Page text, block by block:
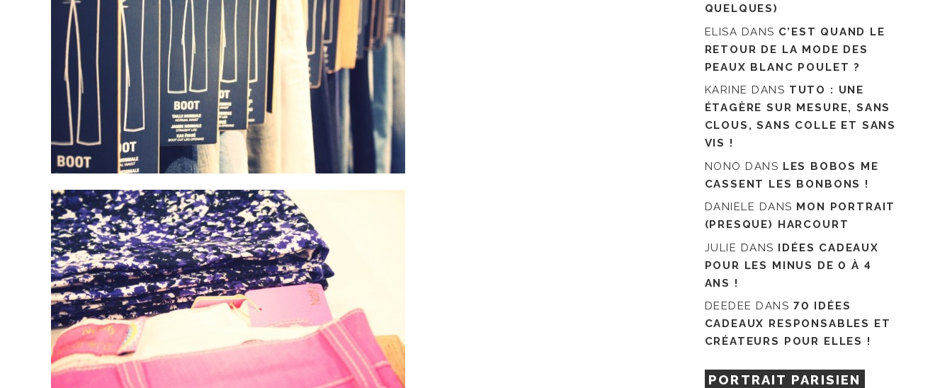
QUELQUES)
ELISA DANS C’EST QUAND LE
RETOUR DE LA MODE DES
PEAUX BLANC POULET ?
KARINE DANS TUTO : UNE
ÉTAGÈRE SUR MESURE, SANS
CLOUS, SANS COLLE ET SANS
VIS !
NONO DANS LES BOBOS ME
CASSENT LES BONBONS !
DANIELE DANS MON PORTRAIT
(PRESQUE) HARCOURT
JULIE DANS IDÉES CADEAUX
POUR LES MINUS DE 0 À 4
ANS !
DEEDEE DANS 70 IDÉES
CADEAUX RESPONSABLES ET
CRÉATEURS POUR ELLES !
PORTRAIT PARISIEN